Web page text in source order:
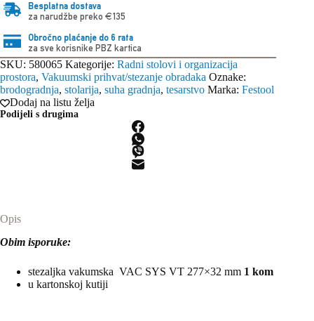
Besplatna dostava
za narudžbe preko €135
Obročno plaćanje do 6 rata
za sve korisnike PBZ kartica
SKU: 580065 Kategorije: Radni stolovi i organizacija
prostora, Vakuumski prihvat/stezanje obradaka Oznake:
brodogradnja, stolarija, suha gradnja, tesarstvo Marka: Festool
Dodaj na listu želja
Podijeli s drugima
Opis
Obim isporuke:
stezaljka vakumska VAC SYS VT 277×32 mm 1 kom
u kartonskoj kutiji